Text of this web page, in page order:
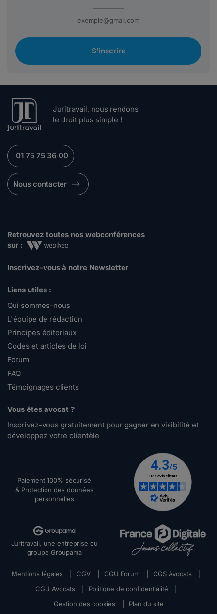
S'inscrire
Juritravail, nous rendons
le droit plus simple !
01 75 75 36 00
Nous contacter
Retrouvez toutes nos webconférences
sur :
Inscrivez-vous à notre Newsletter
Liens utiles :
Qui sommes-nous
L'équipe de rédaction
Principes éditoriaux
Codes et articles de loi
Forum
FAQ
Témoignages clients
Vous êtes avocat ?
Inscrivez-vous gratuitement pour gagner en visibilité et
développez votre clientèle
Paiement 100% sécurisé
& Protection des données
personnelles
Juritravail, une entreprise du
groupe Groupama
Mentions légales CGV CGU Forum CGS Avocats
CGU Avocats
Politique de confidentialité
Gestion des cookies
Plan du site